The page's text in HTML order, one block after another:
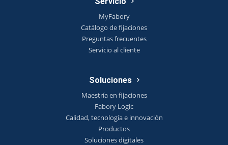
MyFabory
Catálogo de fijaciones
Preguntas frecuentes
Servicio al cliente
Soluciones
Maestría en fijaciones
Fabory Logic
Calidad, tecnología e innovación
Productos
Soluciones digitales